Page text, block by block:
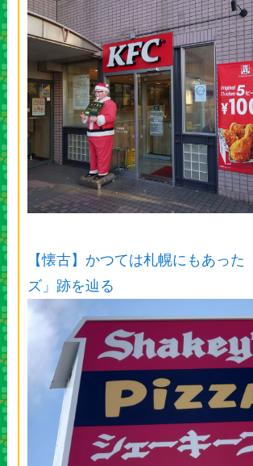
【懐古】かつては札幌にもあった
ズ」跡を辿る